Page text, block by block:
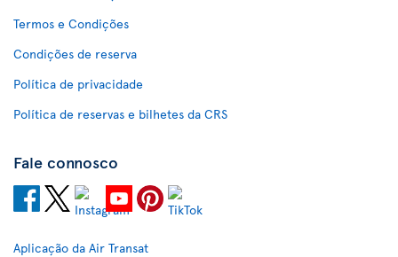
Termos e Condições
Condições de reserva
Política de privacidade
Política de reservas e bilhetes da CRS
Fale connosco
Aplicação da Air Transat